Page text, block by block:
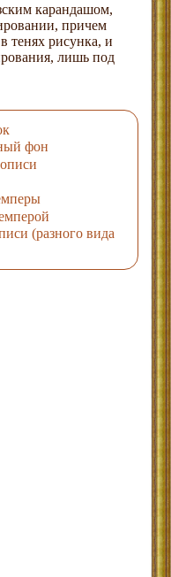
карандашом,
причем
тенях рисунка, и
лишь под
фон
(разного вида